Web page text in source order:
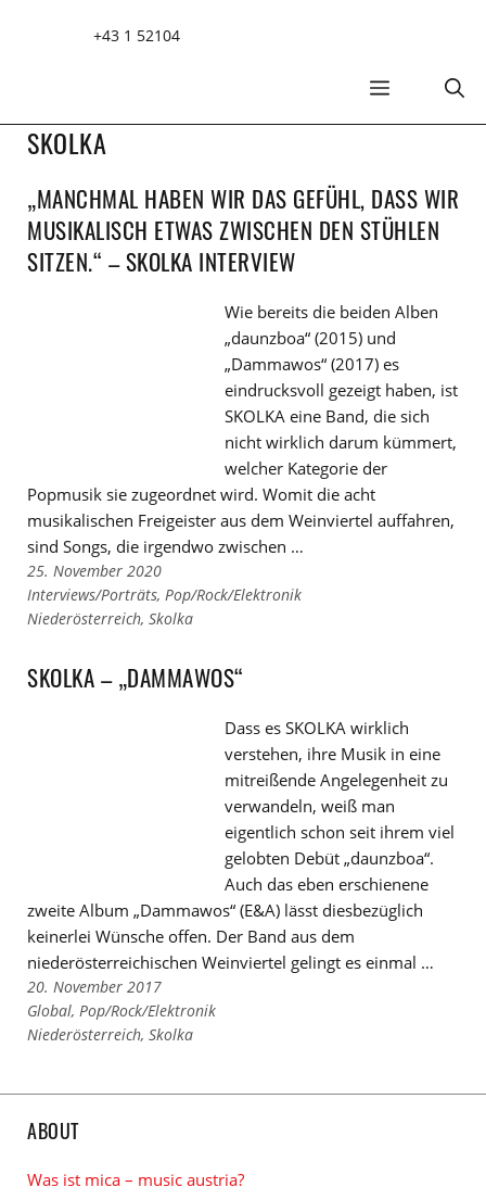
+43 1 52104
MENÜ
SKOLKA
„MANCHMAL HABEN WIR DAS GEFÜHL, DASS WIR
MUSIKALISCH ETWAS ZWISCHEN DEN STÜHLEN
SITZEN.“ – SKOLKA INTERVIEW
Wie bereits die beiden Alben
„daunzboa“ (2015) und
„Dammawos“ (2017) es
eindrucksvoll gezeigt haben, ist
SKOLKA eine Band, die sich
nicht wirklich darum kümmert,
welcher Kategorie der
Popmusik sie zugeordnet wird. Womit die acht
musikalischen Freigeister aus dem Weinviertel auffahren,
sind Songs, die irgendwo zwischen …
25. November 2020
Links
zu
Kategorien
Interviews/Porträts, Pop/Rock/Elektronik
Links
den
Tags
Niederösterreich, Skolka
SKOLKA – „DAMMAWOS“
Dass es SKOLKA wirklich
verstehen, ihre Musik in eine
mitreißende Angelegenheit zu
verwandeln, weiß man
eigentlich schon seit ihrem viel
gelobten Debüt „daunzboa“.
Auch das eben erschienene
zweite Album „Dammawos“ (E&A) lässt diesbezüglich
keinerlei Wünsche offen. Der Band aus dem
niederösterreichischen Weinviertel gelingt es einmal …
20. November 2017
Links
zu
Global, Pop/Rock/Elektronik
Links
Niederösterreich, Skolka
ABOUT
Was ist mica – music austria?